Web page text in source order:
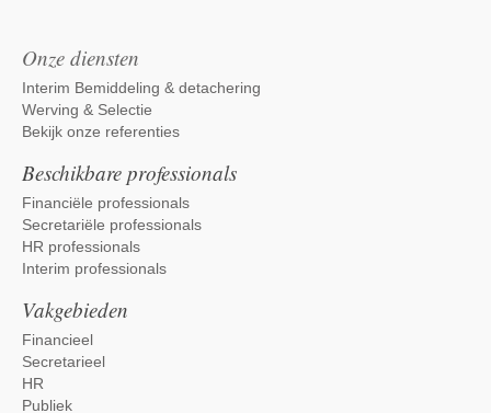
Onze diensten
Interim Bemiddeling & detachering
Werving & Selectie
Bekijk onze referenties
Beschikbare professionals
Financiële professionals
Secretariële professionals
HR professionals
Interim professionals
Vakgebieden
Financieel
Secretarieel
HR
Publiek